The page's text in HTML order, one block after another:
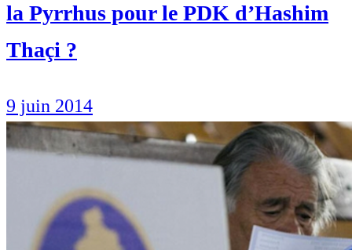
la Pyrrhus pour le PDK d’Hashim
Thaçi ?
9 juin 2014